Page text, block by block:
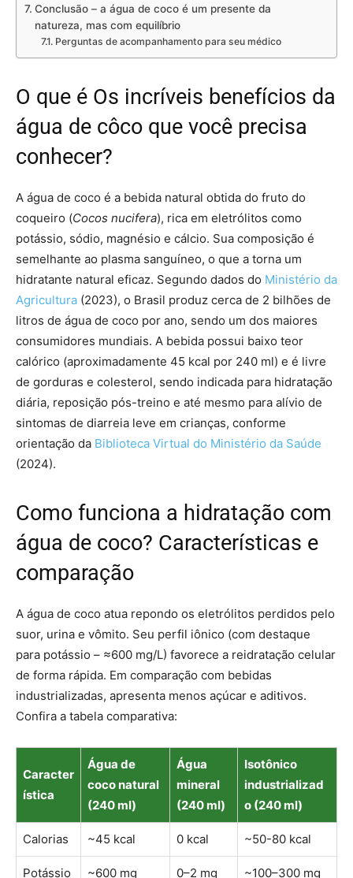
Conclusão – a água de coco é um presente da
natureza, mas com equilíbrio
Perguntas de acompanhamento para seu médico
O que é Os incríveis benefícios da
água de côco que você precisa
conhecer?
A água de coco é a bebida natural obtida do fruto do
coqueiro (Cocos nucifera), rica em eletrólitos como
potássio, sódio, magnésio e cálcio. Sua composição é
semelhante ao plasma sanguíneo, o que a torna um
hidratante natural eficaz. Segundo dados do Ministério da
Agricultura (2023), o Brasil produz cerca de 2 bilhões de
litros de água de coco por ano, sendo um dos maiores
consumidores mundiais. A bebida possui baixo teor
calórico (aproximadamente 45 kcal por 240 ml) e é livre
de gorduras e colesterol, sendo indicada para hidratação
diária, reposição pós-treino e até mesmo para alívio de
sintomas de diarreia leve em crianças, conforme
orientação da Biblioteca Virtual do Ministério da Saúde
(2024).
Como funciona a hidratação com
água de coco? Características e
comparação
A água de coco atua repondo os eletrólitos perdidos pelo
suor, urina e vômito. Seu perfil iônico (com destaque
para potássio – ≈600 mg/L) favorece a reidratação celular
de forma rápida. Em comparação com bebidas
industrializadas, apresenta menos açúcar e aditivos.
Confira a tabela comparativa:
Caracter
ística
Água de
coco natural
(240 ml)
Água
mineral
(240 ml)
Isotônico
industrializad
o (240 ml)
Calorias ~45 kcal 0 kcal ~50-80 kcal
Potássio ~600 mg 0–2 mg ~100–300 mg